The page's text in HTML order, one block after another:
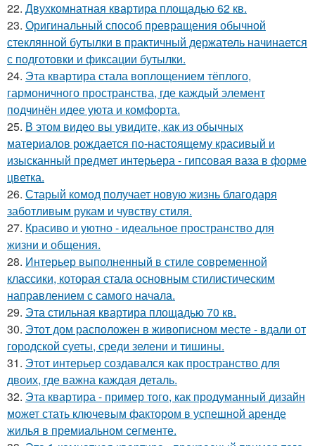
22. Двухкомнатная квартира площадью 62 кв.
23. Оригинальный способ превращения обычной
стеклянной бутылки в практичный держатель начинается
с подготовки и фиксации бутылки.
24. Эта квартира стала воплощением тёплого,
гармоничного пространства, где каждый элемент
подчинён идее уюта и комфорта.
25. В этом видео вы увидите, как из обычных
материалов рождается по-настоящему красивый и
изысканный предмет интерьера - гипсовая ваза в форме
цветка.
26. Старый комод получает новую жизнь благодаря
заботливым рукам и чувству стиля.
27. Красиво и уютно - идеальное пространство для
жизни и общения.
28. Интерьер выполненный в стиле современной
классики, которая стала основным стилистическим
направлением с самого начала.
29. Эта стильная квартира площадью 70 кв.
30. Этот дом расположен в живописном месте - вдали от
городской суеты, среди зелени и тишины.
31. Этот интерьер создавался как пространство для
двоих, где важна каждая деталь.
32. Эта квартира - пример того, как продуманный дизайн
может стать ключевым фактором в успешной аренде
жилья в премиальном сегменте.